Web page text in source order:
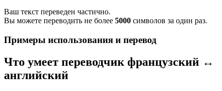
Ваш текст переведен частично.
Вы можете переводить не более 5000 символов за один раз.
Примеры использования и перевод
Что умеет переводчик французский ↔
английский